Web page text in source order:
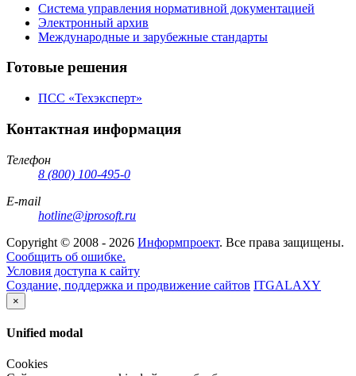
Система управления нормативной документацией
Электронный архив
Международные и зарубежные стандарты
Готовые решения
ПСС «Техэксперт»
Контактная информация
Телефон
8 (800) 100-495-0
E-mail
hotline@iprosoft.ru
Copyright © 2008 - 2026 Информпроект. Все права защищены.
Сообщить об ошибке.
Условия доступа к сайту
Создание, поддержка и продвижение сайтов ITGALAXY
×
Unified modal
Cookies